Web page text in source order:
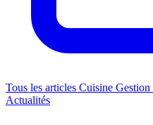
Tous les articles Cuisine Gestion
Actualités